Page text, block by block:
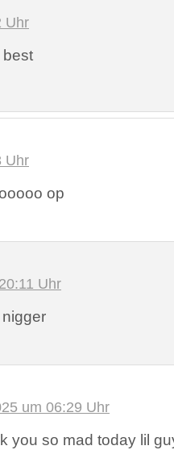
Uhr
best
Uhr
op
Uhr
um 06:29 Uhr
you so mad today lil